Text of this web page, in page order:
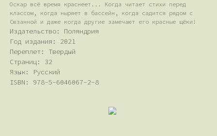
Оскар всё время краснеет... Когда читает стихи перед
классом, когда ныряет в бассейн, когда садится рядом с
Сюзанной и даже когда другие замечают его красные щёки!
Издательство: Поляндрия
Год издания: 2021
Переплет: Твердый
Страниц: 32
Язык: Русский
ISBN: 978-5-6046067-2-8